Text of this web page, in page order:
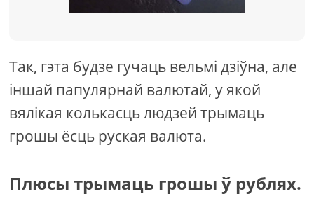
Так, гэта будзе гучаць вельмі дзіўна, але
іншай папулярнай валютай, у якой
вялікая колькасць людзей трымаць
грошы ёсць руская валюта.
Плюсы трымаць грошы ў рублях.